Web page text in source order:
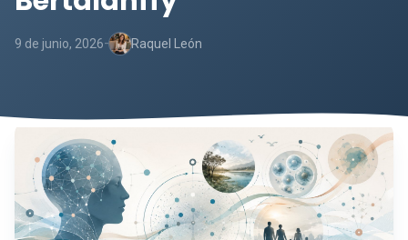
9 de junio, 2026- Raquel León